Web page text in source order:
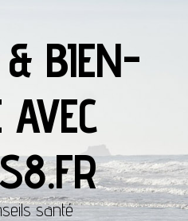
BIEN-
AVEC
santé